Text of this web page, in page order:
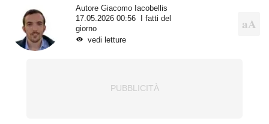
Autore Giacomo Iacobellis
17.05.2026 00:56
I fatti del
giorno
vedi letture